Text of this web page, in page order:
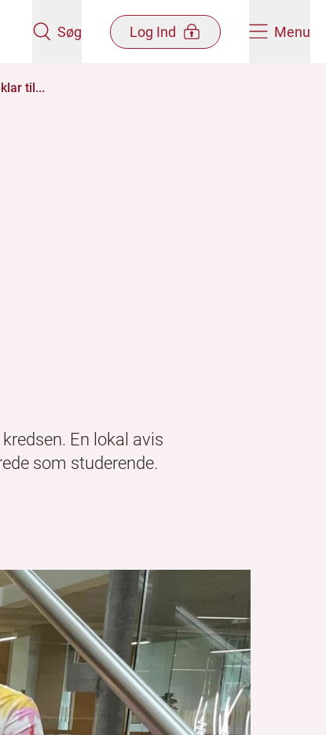
Søg Log Ind Menu
til...
En lokal avis
som studerende.